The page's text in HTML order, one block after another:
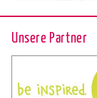
Unsere Partner